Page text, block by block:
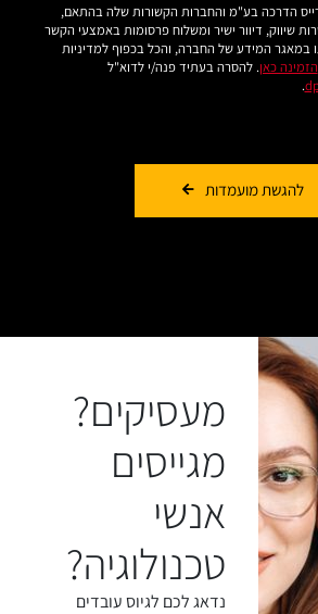
נוסף לגבי
שלנו?
הדרכה בע"מ והחברות הקשורות שלה בהתאם,
שיווק, דיוור ישיר ומשלוח פרסומות באמצעי הקשר
במאגר המידע של החברה, והכל בכפוף למדיניות
הזמינה כאן. להסרה בעתיד פנה/י לדוא"ל
.
להגשת מועמדות
מעסיקים?
מגייסים
אנשי
טכנולוגיה?
נדאג לכם לגיוס עובדים